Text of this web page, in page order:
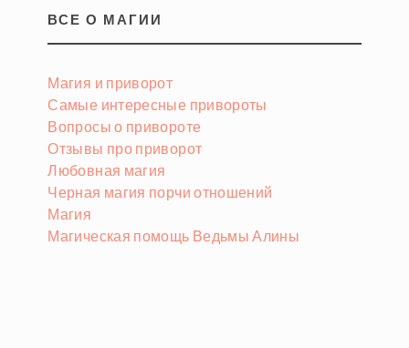
ВСЕ О МАГИИ
Магия и приворот
Самые интересные привороты
Вопросы о привороте
Отзывы про приворот
Любовная магия
Черная магия порчи отношений
Магия
Магическая помощь Ведьмы Алины